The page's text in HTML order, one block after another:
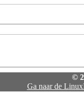
©
Ga naar de